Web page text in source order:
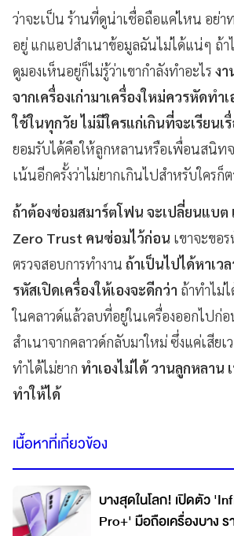
ว่าจะเป็น ร้านที่ดูน่าเชื่อถือแค่ไหน อย่า
อยู่ แกแอปสำเนาข้อมูลฉันไม่ได้แน่ๆ ถ้า
ดูมองเห็นอยู่ก็ไม่รู้ว่าเขากำลังทำอะไร ง
จากเครื่องเก่ามาเครื่องใหม่ควรหัดทำ
ใช้ในทุกวัย ไม่มีใครแก่เกินที่จะเรียนเ
ยอมรับได้คือให้ลูกหลานหรือเพื่อนสนิท
เน้นอีกครั้งว่าไม่ยากเกินไปสำหรับใครก็
ถ้าต้องซ่อมสมาร์ตโฟน จะเปลี่ยนแบต
Zero Trust คนซ่อมไว้ก่อน เขาจะขอ
ตรวจสอบการทำงาน ถ้าเป็นไปได้หาเว
รหัสเปิดเครื่องให้เองจะดีกว่า ถ้าทำไม่
ในคลาวด์แล้วลบที่อยู่ในเครื่องออกไปก่
สำเนาจากคลาวด์กลับมาใหม่ ซึ่งแค่เสีย
ทำได้ไม่ยาก ทำเองไม่ได้ วานลูกหลา
ทำให้ได้
เนื้อหาที่เกี่ยวข้อง
บางสุดในโลก! เปิดตัว
Pro+' มือถือเครื่องบาง ร